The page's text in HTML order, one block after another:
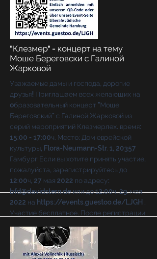
"Клезмер" - концерт на тему
Моше Береговски с Галиной
Жарковой
Уважаемые дамы и господа, дорогие
друзья! Приглашаем всех желающих на
oбразовательный концерт "Моше
Береговский" с Галиной Жарковой из
серий мероприятий Клезмерлех. время:
15:00 - 17:00ч. Место: Дом еврейской
культуры, Flora-Neumann-Str. 1, 20357
Гамбург Если вы хотите принять участие,
пожалуйста, зарегистрируйтесь до
12:00ч, 27 мая 2022 по адресу:
bfd@davidstern.deили до 12:00ч, 29. мая
2022 на https://events.guestoo.de/LJGH .
Участие бесплатное. После регистрации
Если у вас есть какие-либо вопросы,
пожалуйста, свяжитесь с нами по адресу
info@davidstern.de. Здесь флайер с